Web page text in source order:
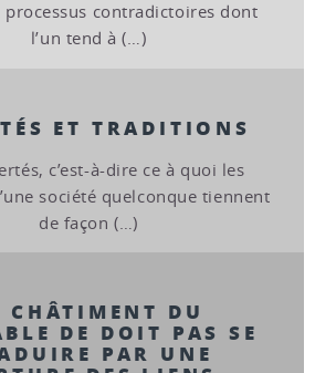
processus contradictoires dont
l’un tend à (…)
ET TRADITIONS
c’est-à-dire ce à quoi les
société quelconque tiennent
de façon (…)
CHÂTIMENT DU
DE DOIT PAS SE
PAR UNE